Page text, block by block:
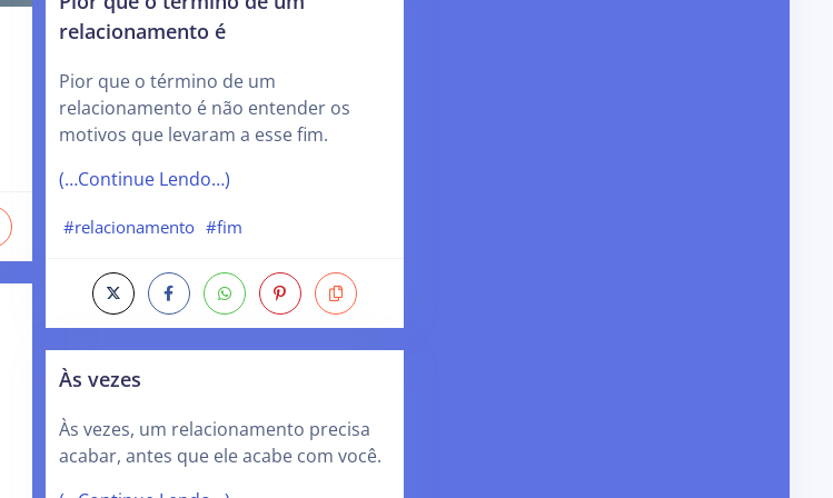
relacionamento é
Pior que o término de um
relacionamento é não entender os
motivos que levaram a esse fim.
(…Continue Lendo…)
#relacionamento #fim
Às vezes
Às vezes, um relacionamento precisa
acabar, antes que ele acabe com você.